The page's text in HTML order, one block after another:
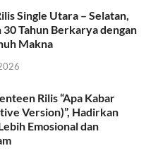
Single Utara – Selatan,
30 Tahun Berkarya dengan
Makna
Rilis “Apa Kabar
Version)”, Hadirkan
Emosional dan